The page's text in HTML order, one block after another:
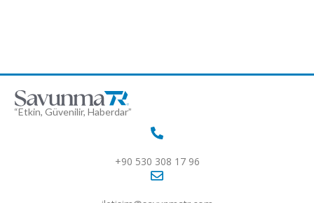
“Etkin, Güvenilir, Haberdar”
+90 530 308 17 96